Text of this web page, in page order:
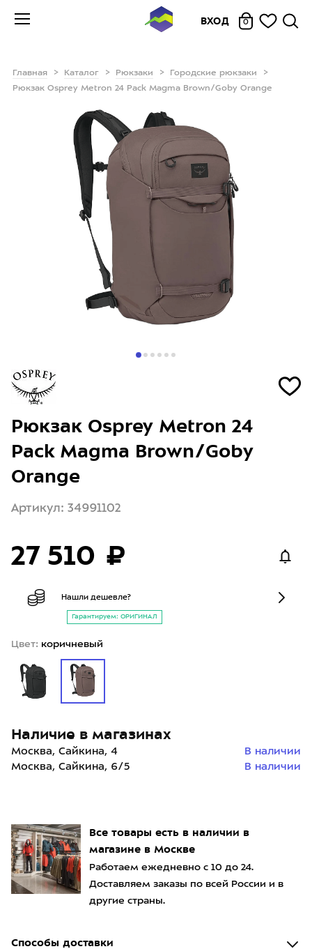
ВХОД 0
Главная Каталог Рюкзаки
Городские рюкзаки
Рюкзак Osprey Metron 24 Pack Magma Brown/Goby Orange
Все товары есть в наличии в
магазине в Москве
Работаем ежедневно с 10 до 24.
Доставляем заказы по всей России и в
другие страны.
Способы доставки
Рюкзак Osprey Metron 24
Pack Magma Brown/Goby
Orange
Артикул: 34991102
27 510 ₽
Нашли дешевле?
Гарантируем: ОРИГИНАЛ
Цвет: коричневый
Наличие в магазинах
Москва, Сайкина, 4
В наличии
Москва, Сайкина, 6/5
В наличии